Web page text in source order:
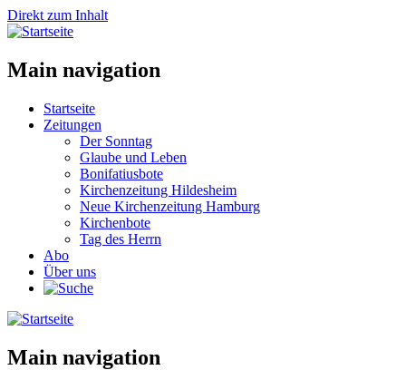
Direkt zum Inhalt
Main navigation
Startseite
Zeitungen
Der Sonntag
Glaube und Leben
Bonifatiusbote
Kirchenzeitung Hildesheim
Neue Kirchenzeitung Hamburg
Kirchenbote
Tag des Herrn
Abo
Über uns
Main navigation